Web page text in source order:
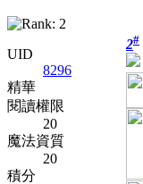
UID
8296
精華
閱讀權限
20
魔法資質
20
積分
2#